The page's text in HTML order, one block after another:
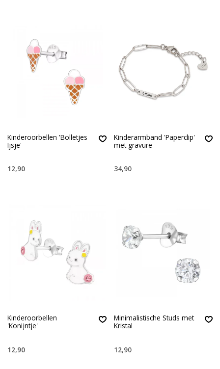
Kinderoorbellen 'Bolletjes
Ijsje'
12,90
Kinderarmband 'Paperclip'
met gravure
34,90
Kinderoorbellen
'Konijntje'
12,90
Minimalistische Studs met
Kristal
12,90